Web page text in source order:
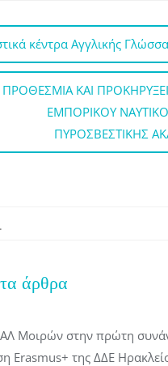
κέντρα Αγγλικής
ΠΡΟΘΕΣΜΙΑ ΚΑΙ
ΕΜΠΟΡΙΚΟΥ
ΠΥΡΟΣΒΕΣΤΙΚΗΣ
άρθρα
Μοιρών στην πρώτη
Erasmus+ της ΔΔΕ